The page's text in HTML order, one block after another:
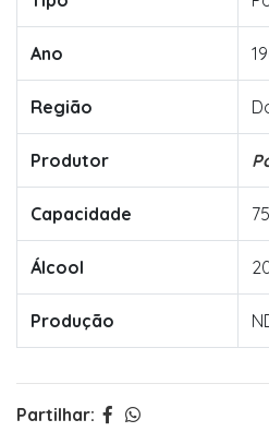
Ano
Região
Produtor
Capacidade
Álcool
Produção
Partilhar: